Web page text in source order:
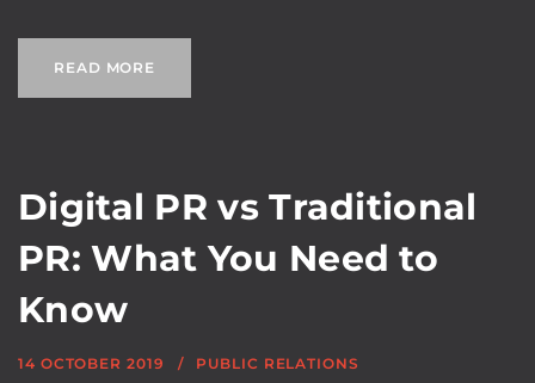
READ MORE
Digital PR vs Traditional
PR: What You Need to
Know
14 OCTOBER 2019 PUBLIC RELATIONS